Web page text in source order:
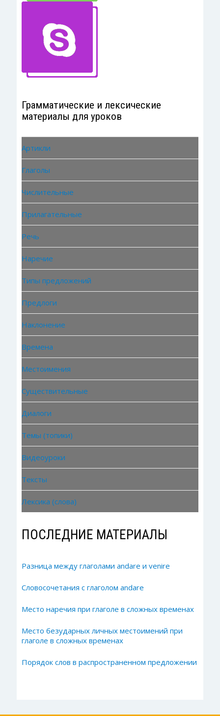
УДАЛЕННОЕ ОБУЧЕНИЕ ПО СКАЙПУ
Грамматические и лексические
материалы для уроков
Артикли
Глаголы
Числительные
Прилагательные
Речь
Наречие
Типы предложений
Предлоги
Наклонение
Времена
Местоимения
Существительные
Диалоги
Темы (топики)
Видеоуроки
Тексты
Лексика (слова)
ПОСЛЕДНИЕ МАТЕРИАЛЫ
Разница между глаголами andare и venire
Словосочетания с глаголом andare
Место наречия при глаголе в сложных временах
Место безударных личных местоимений при
глаголе в сложных временах
Порядок слов в распространенном предложении